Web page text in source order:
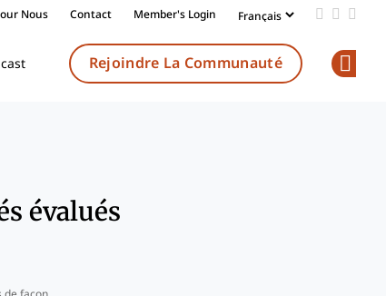
Nous Contact Member's Login Add us
Follow
Rejoindre La Communauté
évalués